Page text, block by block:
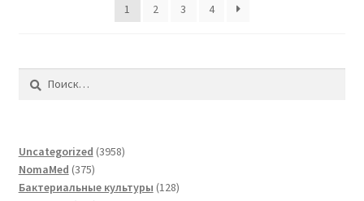
1 2 3 4
Uncategorized 39583958
NomaMed 375375
товаров
Бактериальные культуры 128128